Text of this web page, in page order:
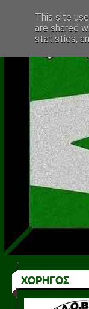
ΧΟΡΗΓΟΣ
This site
are shared
statistics,